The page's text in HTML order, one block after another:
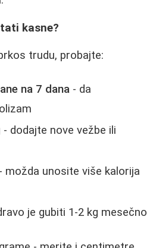
kasne?
trudu, probajte:
na 7 dana - da
- dodajte nove vežbe ili
- možda unosite više kalorija
je gubiti 1-2 kg mesečno